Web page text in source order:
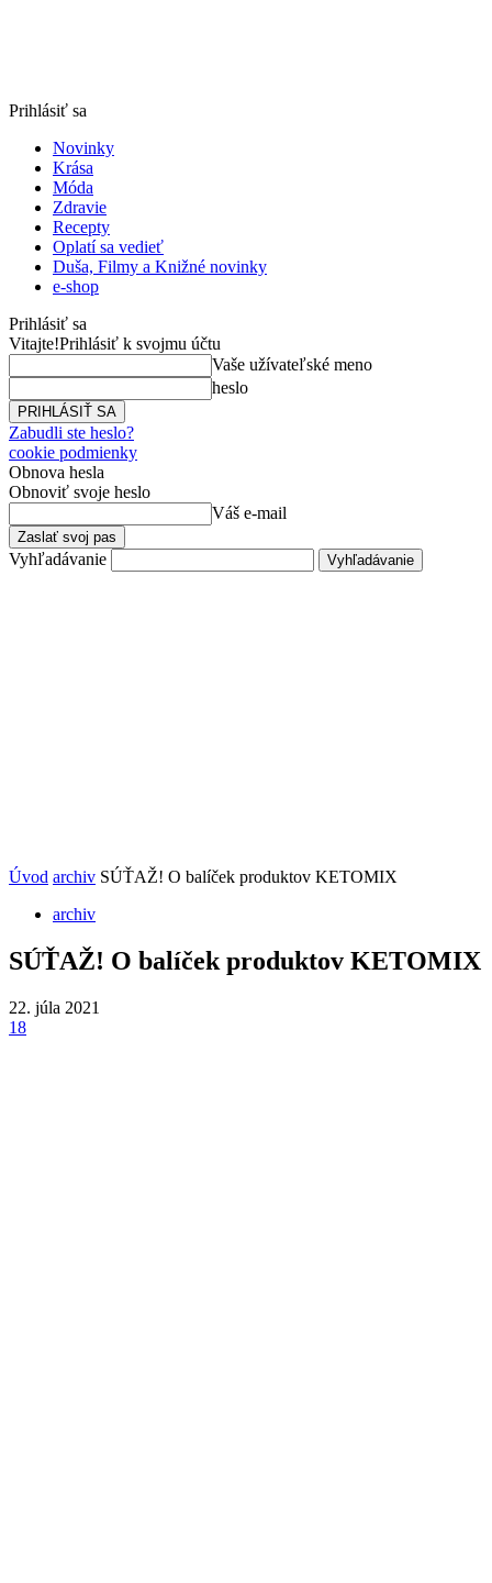
Prihlásiť sa
Novinky
Krása
Móda
Zdravie
Recepty
Oplatí sa vedieť
Duša, Filmy a Knižné novinky
e-shop
Prihlásiť sa
Vitajte!Prihlásiť k svojmu účtu
Vaše užívateľské meno
heslo
Zabudli ste heslo?
cookie podmienky
Obnova hesla
Obnoviť svoje heslo
Váš e-mail
Vyhľadávanie
Úvod archiv SÚŤAŽ! O balíček produktov KETOMIX
archiv
SÚŤAŽ! O balíček produktov KETOMIX
22. júla 2021
18